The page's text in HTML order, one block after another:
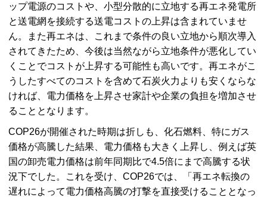
ップ電源のコストや、小型分散的に立地する再エネ発電所
と送電網を接続する送電コストの上昇は含まれていませ
ん。また再エネは、これまで条件の良い立地から順次導入
されてきたため、今後は当然ながら立地条件が悪化してい
くことでコストが上昇する可能性も高いです。再エネがこ
うしたすべてのコストを含めて石炭火力よりも安くならな
ければ、電力価格を上昇させ家計や企業の負担を増加させ
ることとなります。
COP26が開催された時期は折しも、化石燃料、特にガス
価格が高騰した結果、電力価格も大きく上昇し、例えば英
国の卸売電力価格は前年同期比で4.5倍にまで高騰する状
況下でした。これを受け、COP26では、「再エネ転換の
遅れによって電力価格高騰の打撃を直接受けることとなっ